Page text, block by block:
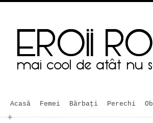
Acasă Femei Bărbaţi Perechi